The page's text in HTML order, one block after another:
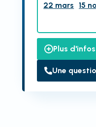
22 mars 15
Plus
Une